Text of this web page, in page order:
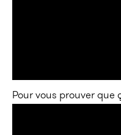
Pour vous prouver que